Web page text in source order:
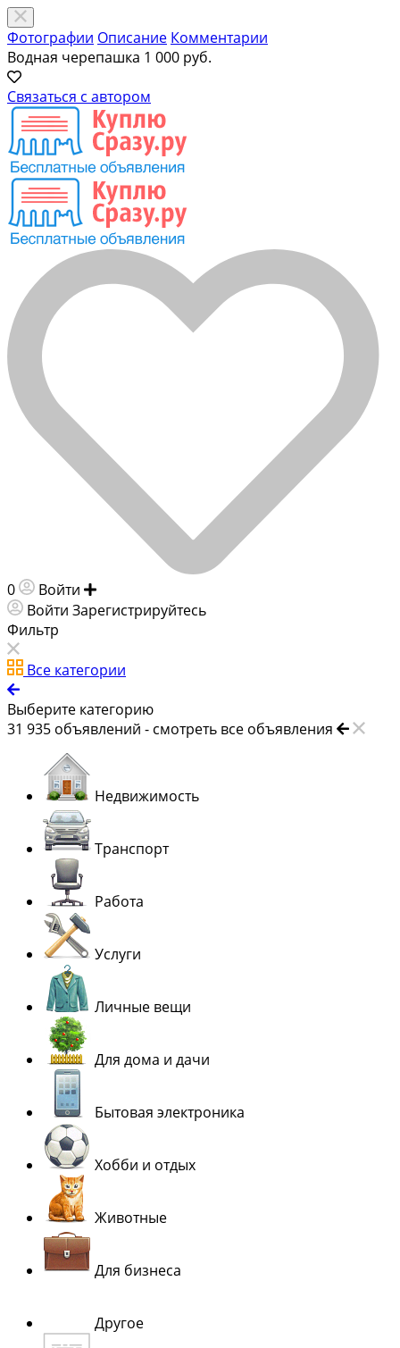
Фотографии Описание Комментарии
Водная черепашка 1 000 руб.
Связаться с автором
0 Войти
Войти Зарегистрируйтесь
Фильтр
Все категории
Выберите категорию
31 935 объявлений - смотреть все объявления
Недвижимость
Транспорт
Работа
Услуги
Личные вещи
Для дома и дачи
Бытовая электроника
Хобби и отдых
Животные
Для бизнеса
Другое